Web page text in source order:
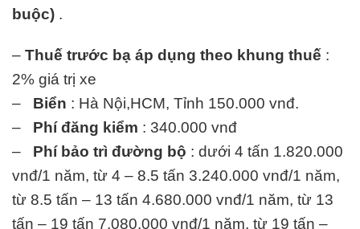
buộc) .
– Thuế trước bạ áp dụng theo khung thuế :
2% giá trị xe
– Biển : Hà Nội,HCM, Tỉnh 150.000 vnđ.
– Phí đăng kiểm : 340.000 vnđ
– Phí bảo trì đường bộ : dưới 4 tấn 1.820.000
vnđ/1 năm, từ 4 – 8.5 tấn 3.240.000 vnđ/1 năm,
từ 8.5 tấn – 13 tấn 4.680.000 vnđ/1 năm, từ 13
tấn – 19 tấn 7.080.000 vnđ/1 năm, từ 19 tấn –